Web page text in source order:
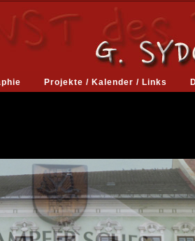
Projekte / Kalender / Links